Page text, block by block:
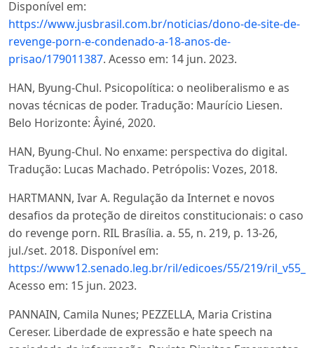
Disponível em:
https://www.jusbrasil.com.br/noticias/dono-de-site-de-
revenge-porn-e-condenado-a-18-anos-de-
prisao/179011387. Acesso em: 14 jun. 2023.
HAN, Byung-Chul. Psicopolítica: o neoliberalismo e as
novas técnicas de poder. Tradução: Maurício Liesen.
Belo Horizonte: Âyiné, 2020.
HAN, Byung-Chul. No enxame: perspectiva do digital.
Tradução: Lucas Machado. Petrópolis: Vozes, 2018.
HARTMANN, Ivar A. Regulação da Internet e novos
desafios da proteção de direitos constitucionais: o caso
do revenge porn. RIL Brasília. a. 55, n. 219, p. 13-26,
jul./set. 2018. Disponível em:
https://www12.senado.leg.br/ril/edicoes/55/219/
Acesso em: 15 jun. 2023.
PANNAIN, Camila Nunes; PEZZELLA, Maria Cristina
Cereser. Liberdade de expressão e hate speech na